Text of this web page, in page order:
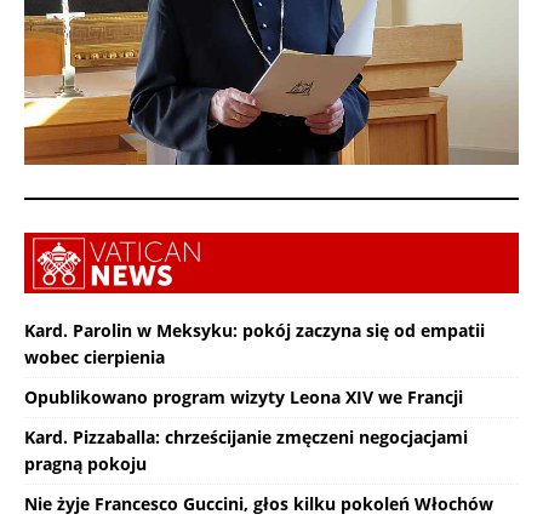
Kard. Parolin w Meksyku: pokój zaczyna się od empatii
wobec cierpienia
Opublikowano program wizyty Leona XIV we Francji
Kard. Pizzaballa: chrześcijanie zmęczeni negocjacjami
pragną pokoju
Nie żyje Francesco Guccini, głos kilku pokoleń Włochów